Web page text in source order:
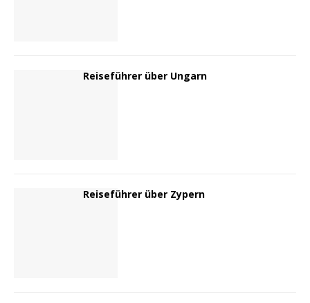
Reiseführer über Ungarn
Reiseführer über Zypern